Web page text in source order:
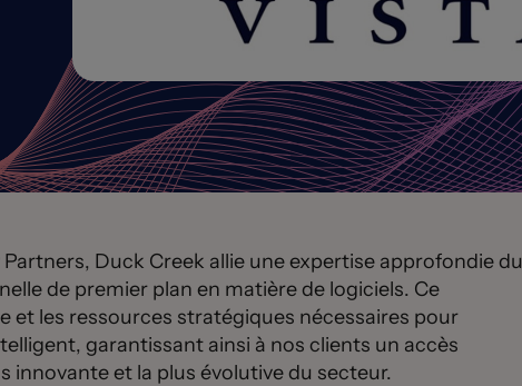
Duck Creek allie une expertise approfondie du
de premier plan en matière de logiciels. Ce
les ressources stratégiques nécessaires pour
garantissant ainsi à nos clients un accès
innovante et la plus évolutive du secteur.